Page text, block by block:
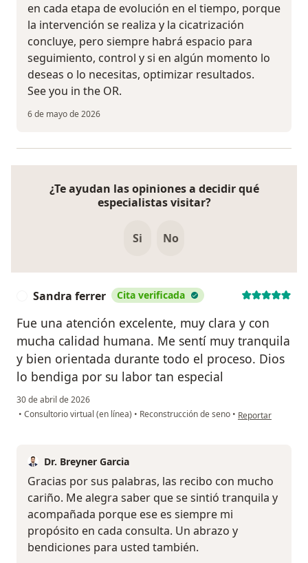
en cada etapa de evolución en el tiempo, porque
la intervención se realiza y la cicatrización
concluye, pero siempre habrá espacio para
seguimiento, control y si en algún momento lo
deseas o lo necesitas, optimizar resultados.
See you in the OR.
6 de mayo de 2026
¿Te ayudan las opiniones a decidir qué
especialistas visitar?
Si No
Sandra ferrer Cita verificada
Fue una atención excelente, muy clara y con
mucha calidad humana. Me sentí muy tranquila
y bien orientada durante todo el proceso. Dios
lo bendiga por su labor tan especial
30 de abril de 2026
• Consultorio virtual (en línea) • Reconstrucción de seno • en opinión del
Reportar
Dr. Breyner Garcia
Gracias por sus palabras, las recibo con mucho
cariño. Me alegra saber que se sintió tranquila y
acompañada porque ese es siempre mi
propósito en cada consulta. Un abrazo y
bendiciones para usted también.